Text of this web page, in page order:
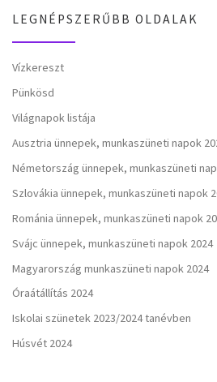
LEGNÉPSZERŰBB OLDALAK
Vízkereszt
Pünkösd
Világnapok listája
Ausztria ünnepek, munkaszüneti napok
Németország ünnepek, munkaszüneti
Szlovákia ünnepek, munkaszüneti napok
Románia ünnepek, munkaszüneti napok
Svájc ünnepek, munkaszüneti napok 2024
Magyarország munkaszüneti napok 2024
Óraátállítás 2024
Iskolai szünetek 2023/2024 tanévben
Húsvét 2024